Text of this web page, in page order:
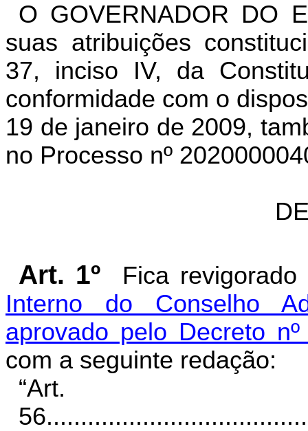
O GOVERNADOR DO
suas atribuições
37, inciso IV, da
conformidade com o
19 de janeiro de 2009,
no Processo nº
Art. 1º
Fica
Interno do Conselho
aprovado pelo Decreto
com a seguinte redação:
“Art.
56